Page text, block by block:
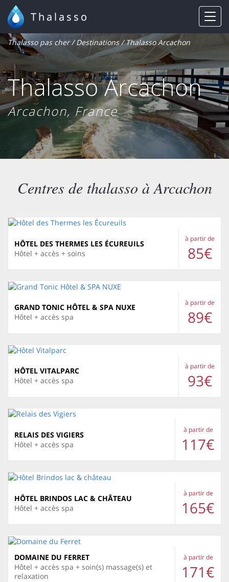
Thalasso
Thalasso Arcachon
Arcachon, France
Thalasso pas cher/Destinations/ Thalasso Arcachon
Centres de thalasso à Arcachon
HÔTEL DES THERMES LES ÉCUREUILS
Hôtel + accès + soins
à partir de
85€
GRAND TONIC HÔTEL & SPA NUXE
Hôtel + accès spa
à partir de
89€
HÔTEL VITALPARC
Hôtel + accès spa
à partir de
93€
RELAIS DES VIGIERS
Hôtel + accès spa
à partir de
117€
HÔTEL BRINDOS LAC & CHÂTEAU
Hôtel + accès spa
à partir de
165€
DOMAINE DU FERRET
Hôtel + accès spa + soin(s) massage(s) et
relaxation
à partir de
171€